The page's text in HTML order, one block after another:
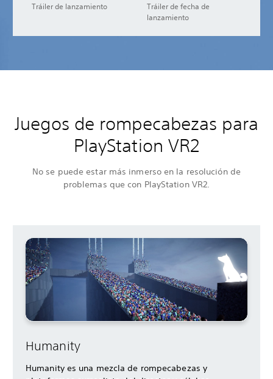
Tráiler de lanzamiento
Tráiler de fecha de
lanzamiento
Juegos de rompecabezas para
PlayStation VR2
No se puede estar más inmerso en la resolución de
problemas que con PlayStation VR2.
Humanity
Humanity es una mezcla de rompecabezas y